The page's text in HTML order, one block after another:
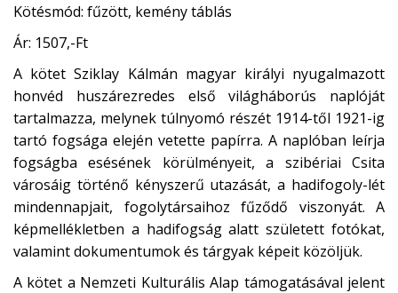
Kötésmód: fűzött, kemény táblás
Ár: 1507,-Ft
A kötet Sziklay Kálmán magyar királyi nyugalmazott
honvéd huszárezredes első világháborús naplóját
tartalmazza, melynek túlnyomó részét 1914-től 1921-ig
tartó fogsága elején vetette papírra. A naplóban leírja
fogságba esésének körülményeit, a szibériai Csita
városáig történő kényszerű utazását, a hadifogoly-lét
mindennapjait, fogolytársaihoz fűződő viszonyát. A
képmellékletben a hadifogság alatt született fotókat,
valamint dokumentumok és tárgyak képeit közöljük.
A kötet a Nemzeti Kulturális Alap támogatásával jelent